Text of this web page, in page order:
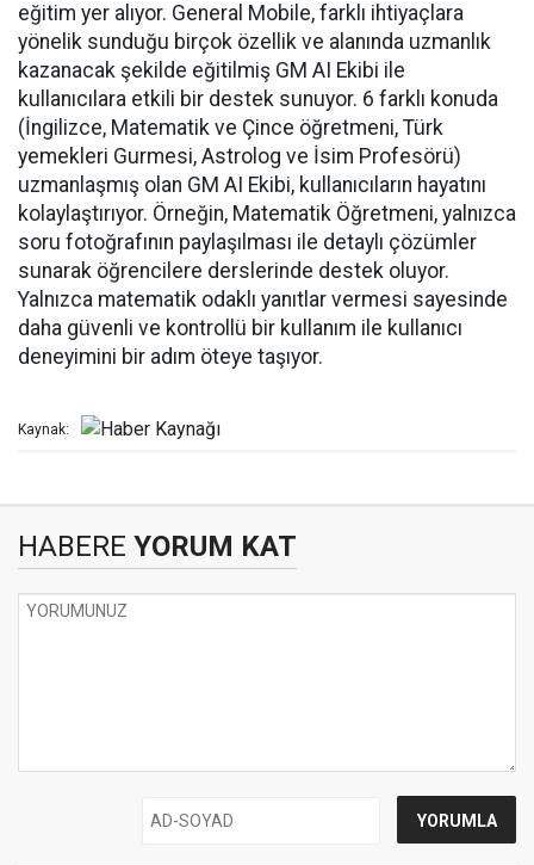
eğitim yer alıyor. General Mobile, farklı ihtiyaçlara
yönelik sunduğu birçok özellik ve alanında uzmanlık
kazanacak şekilde eğitilmiş GM AI Ekibi ile
kullanıcılara etkili bir destek sunuyor. 6 farklı konuda
(İngilizce, Matematik ve Çince öğretmeni, Türk
yemekleri Gurmesi, Astrolog ve İsim Profesörü)
uzmanlaşmış olan GM AI Ekibi, kullanıcıların hayatını
kolaylaştırıyor. Örneğin, Matematik Öğretmeni, yalnızca
soru fotoğrafının paylaşılması ile detaylı çözümler
sunarak öğrencilere derslerinde destek oluyor.
Yalnızca matematik odaklı yanıtlar vermesi sayesinde
daha güvenli ve kontrollü bir kullanım ile kullanıcı
deneyimini bir adım öteye taşıyor.
Kaynak:
HABERE YORUM KAT